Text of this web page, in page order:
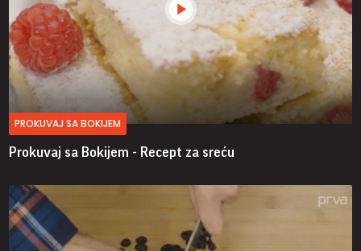
PROKUVAJ SA BOKIJEM
Prokuvaj sa Bokijem - Recept za sreću